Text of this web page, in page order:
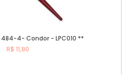
484-4- Condor - LPC010 **
R$ 11,80